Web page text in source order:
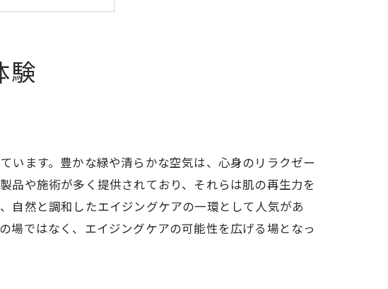
する
間の過ごし方
発見
験
います。豊かな緑や清らかな空気は、心身のリラクゼー
品や施術が多く提供されており、それらは肌の再生力を
自然と調和したエイジングケアの一環として人気があ
場ではなく、エイジングケアの可能性を広げる場となっ